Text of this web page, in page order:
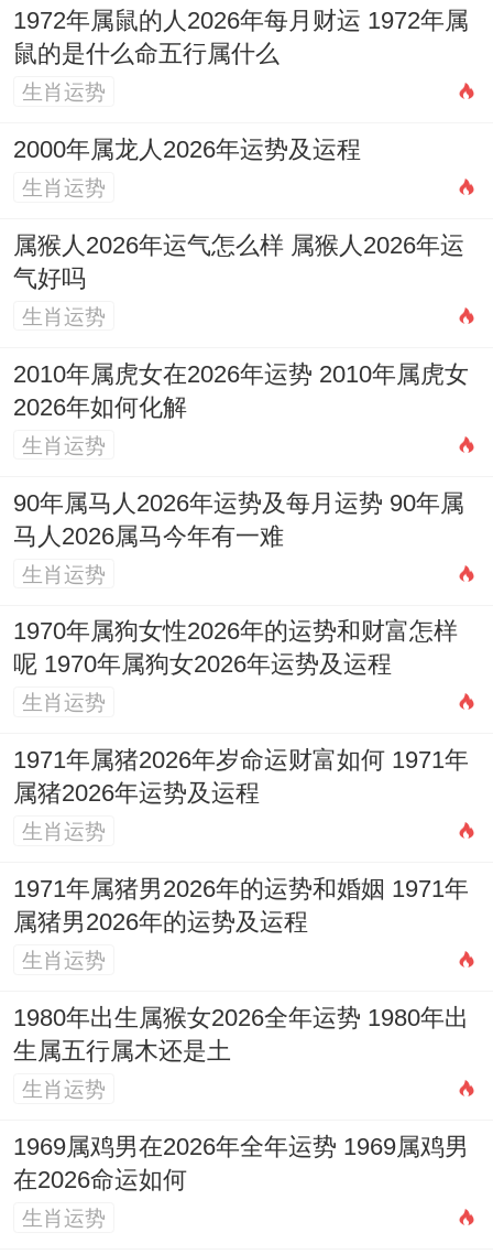
阳历：2026年6月16日星期二
农历:丙午年五月初二日
【宜】结婚 嫁娶、祭拜 祭祀、理发、作
【冲】冲兔（丁卯）| 岁破方位：东方
【九星吉凶】二黑巨门星（病符星需注意）
✓强效匹配:婚庆典礼、祭祀祖先、美容美发
✓附加吉兆：修砌炉灶、整理庭院、修剪指
✗首要规避:需结合个人八字查验
✗次要规避:需结合个人八字查验
财位：西南（宜摆放黄色陶瓷）
喜神：西南（利于梳妆打扮）
吉时:申时（15：00-17:00）建议再此区间完
成核心仪式
农历:丙午年五月初五日
天干地支
【宜】依据通用原则推导，宜结婚、嫁娶等
喜庆事宜
【冲】冲马（庚午）| 岁破方位：南方
【九星吉凶】五黄廉贞星（大凶星慎用）
1972年属鼠的人2026年每月财运 1972年属
鼠的是什么命五行属什么
生肖运势
2000年属龙人2026年运势及运程
生肖运势
属猴人2026年运气怎么样 属猴人2026年运
气好吗
生肖运势
2010年属虎女在2026年运势 2010年属虎女
2026年如何化解
生肖运势
90年属马人2026年运势及每月运势 90年属
马人2026属马今年有一难
生肖运势
1970年属狗女性2026年的运势和财富怎样
呢 1970年属狗女2026年运势及运程
生肖运势
1971年属猪2026年岁命运财富如何 1971年
属猪2026年运势及运程
生肖运势
1971年属猪男2026年的运势和婚姻 1971年
属猪男2026年的运势及运程
生肖运势
1980年出生属猴女2026全年运势 1980年出
生属五行属木还是土
生肖运势
1969属鸡男在2026年全年运势 1969属鸡男
在2026命运如何
生肖运势